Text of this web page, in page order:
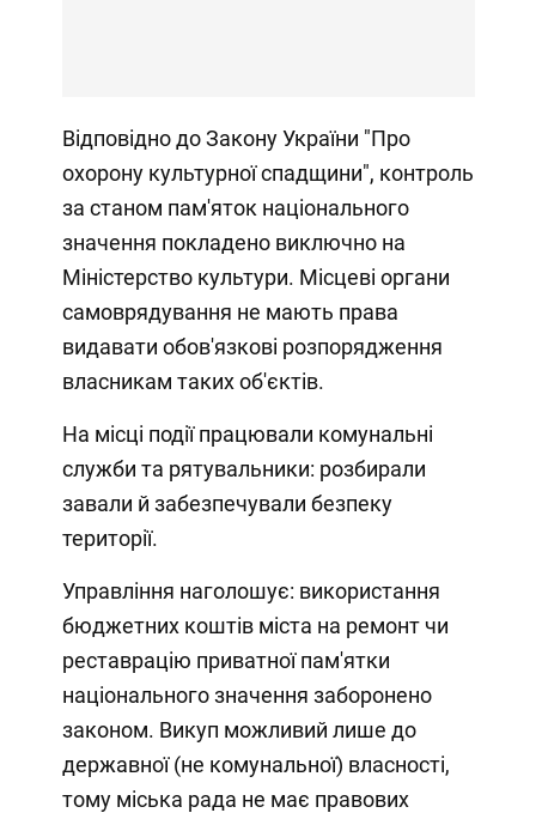
Відповідно до Закону України "Про
охорону культурної спадщини", контроль
за станом пам'яток національного
значення покладено виключно на
Міністерство культури. Місцеві органи
самоврядування не мають права
видавати обов'язкові розпорядження
власникам таких об'єктів.
На місці події працювали комунальні
служби та рятувальники: розбирали
завали й забезпечували безпеку
території.
Управління наголошує: використання
бюджетних коштів міста на ремонт чи
реставрацію приватної пам'ятки
національного значення заборонено
законом. Викуп можливий лише до
державної (не комунальної) власності,
тому міська рада не має правових